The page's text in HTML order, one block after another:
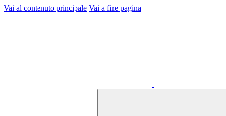
Vai al contenuto principale Vai a fine pagina